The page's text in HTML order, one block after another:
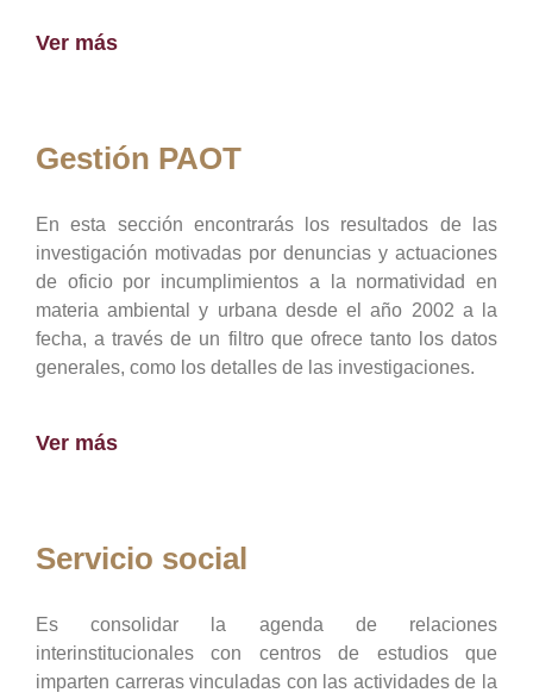
Ver más
Gestión PAOT
En esta sección encontrarás los resultados de las
investigación motivadas por denuncias y actuaciones
de oficio por incumplimientos a la normatividad en
materia ambiental y urbana desde el año 2002 a la
fecha, a través de un filtro que ofrece tanto los datos
generales, como los detalles de las investigaciones.
Ver más
Servicio social
Es consolidar la agenda de relaciones
interinstitucionales con centros de estudios que
imparten carreras vinculadas con las actividades de la